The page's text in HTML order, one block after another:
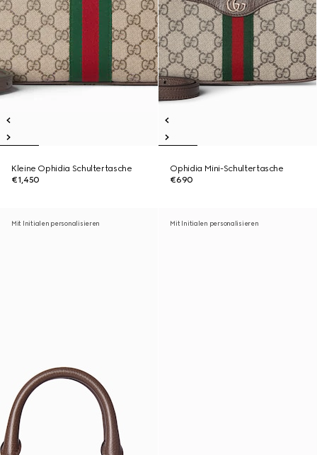
Kleine Ophidia Schultertasche
€1,450
Ophidia Mini-Schultertasche
€690
Mit Initialen personalisieren Mit Initialen personalisieren